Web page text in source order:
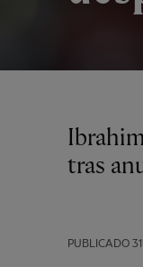
PUBLICADO
Ibrahima Konate ha publicado un mensaje de despedida para el Liverpool FC
tras